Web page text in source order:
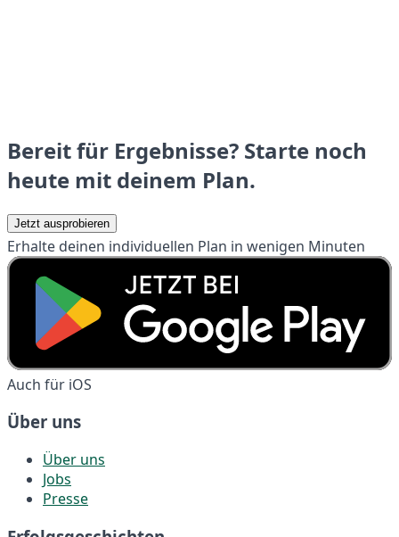
Bereit für Ergebnisse? Starte noch
heute mit deinem Plan.
Jetzt ausprobieren
Erhalte deinen individuellen Plan in wenigen Minuten
Auch für iOS
Über uns
Über uns
Jobs
Presse